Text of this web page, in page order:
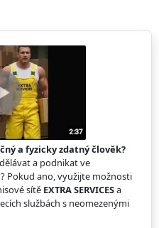
a fyzicky zdatný člověk?
a podnikat ve
Pokud ano, využijte možnosti
sítě EXTRA SERVICESa
službách s neomezenými